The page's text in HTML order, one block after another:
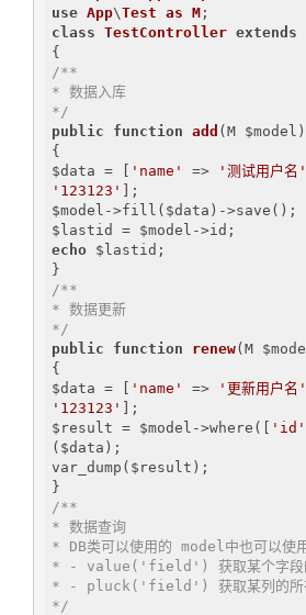
use App\Test as M
class TestController extends
/**
* 数据入库
*/
public
function add (M $model)
{
$data = [
'name' => '测试用户名'
'123123'
];
$model->fill($data)->save();
echo $lastid;
/**
* 数据更新
*/
public
function renew(M
{
$data = [
'name' => '更新用户名'
'123123'
];
$result = $model->where([
'id'
($data);
var_dump($result);
/**
* 数据查询
* DB类可以使用的 model中也可以使
* - value('field') 获取某个字段
* - pluck('field') 获取某列的所
*/